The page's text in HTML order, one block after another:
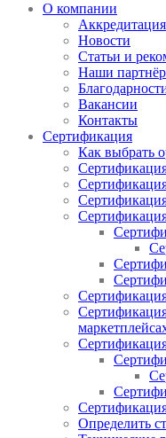
О компании
Аккредитация
Новости
Статьи и
Наши
Вакансии
Контакты
Сертификация
Как выбрать
Определить